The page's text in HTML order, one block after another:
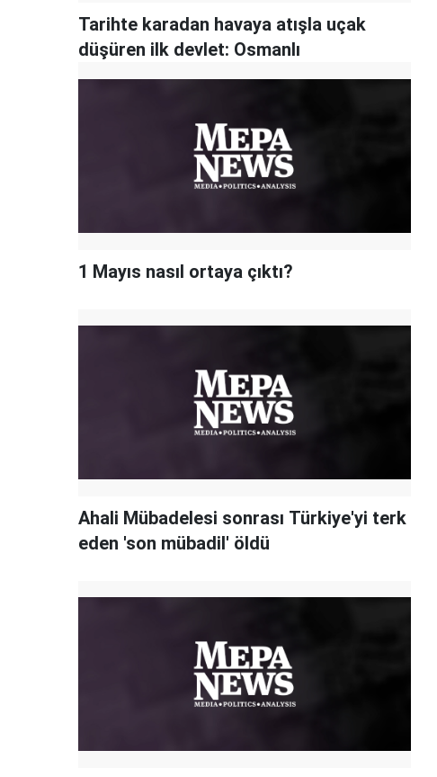
Tarihte karadan havaya atışla uçak
düşüren ilk devlet: Osmanlı
1 Mayıs nasıl ortaya çıktı?
Ahali Mübadelesi sonrası Türkiye'yi terk
eden 'son mübadil' öldü